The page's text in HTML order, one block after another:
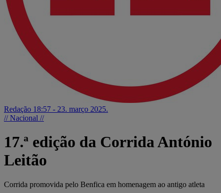
Redação 18:57 - 23. março 2025.
// Nacional //
17.ª edição da Corrida António
Leitão
Corrida promovida pelo Benfica em homenagem ao antigo atleta